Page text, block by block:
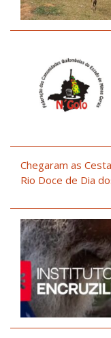
Chegaram as
Rio Doce de Dia